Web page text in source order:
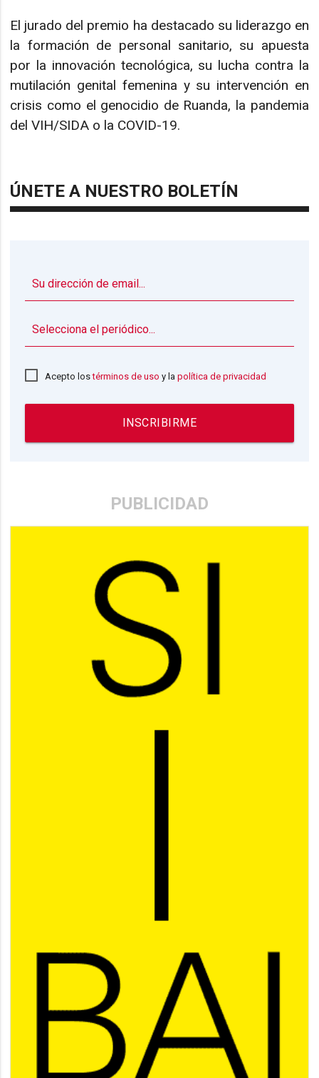
El jurado del premio ha destacado su liderazgo en
la formación de personal sanitario, su apuesta
por la innovación tecnológica, su lucha contra la
mutilación genital femenina y su intervención en
crisis como el genocidio de Ruanda, la pandemia
del VIH/SIDA o la COVID-19.
ÚNETE A NUESTRO BOLETÍN
Acepto lostérminos de uso y lapolítica de privacidad
INSCRIBIRME
PUBLICIDAD